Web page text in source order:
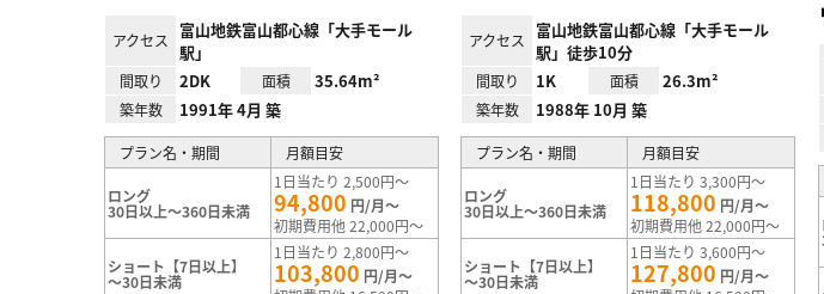
アクセス
富山地鉄富山都心線「大手モール
駅」
間取り 2DK 面積 35.64m²
築年数 1991年 4月 築
プラン名・期間 月額目安
ロング
30日以上～360日未満
1日当たり 2,500円～
94,800 円/月～
初期費用他 22,000円～
ショート【7日以上】
～30日未満
1日当たり 2,800円～
103,800 円/月～
アクセス
富山地鉄富山都心線「大手モール
駅」徒歩10分
間取り 1K 面積 26.3m²
築年数 1988年 10月 築
プラン名・期間 月額目安
ロング
30日以上～360日未満
1日当たり 3,300円～
118,800 円/月～
初期費用他 22,000円～
ショート【7日以上】
～30日未満
1日当たり 3,600円～
127,800 円/月～